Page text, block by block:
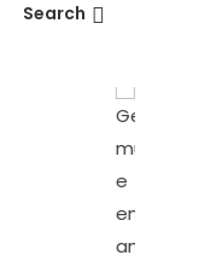
Search